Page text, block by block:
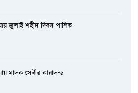
জুলাই শহীদ দিবস পালিত
মাদক সেবীর কারাদন্ড